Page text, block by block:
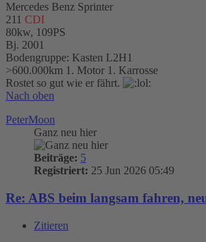
Mercedes Benz Sprinter
211 CDI
80kw, 109PS
Bj. 2001
Bodengruppe: Kasten L2H1
>600.000km 1. Motor 1. Karrosse
Rostet so gut wie er fährt.
Nach oben
PeterMoon
Ganz neu hier
Beiträge: 5
Registriert: 25 Jun 2026 05:49
Re: ABS beim langsam fahren,
Zitieren